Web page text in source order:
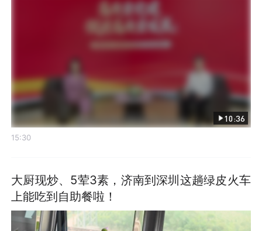
10:36
15:30
大厨现炒、5荤3素，济南到深圳这趟绿皮火车
上能吃到自助餐啦！